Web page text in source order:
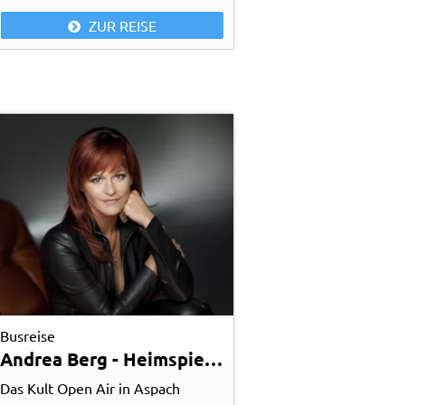
ZUR REISE
Busreise
Andrea Berg - Heimspiel 2027
Das Kult Open Air in Aspach